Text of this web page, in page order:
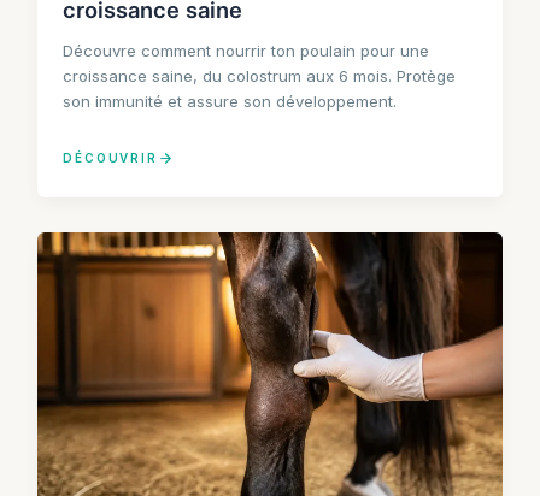
croissance saine
Découvre comment nourrir ton poulain pour une
croissance saine, du colostrum aux 6 mois. Protège
son immunité et assure son développement.
DÉCOUVRIR